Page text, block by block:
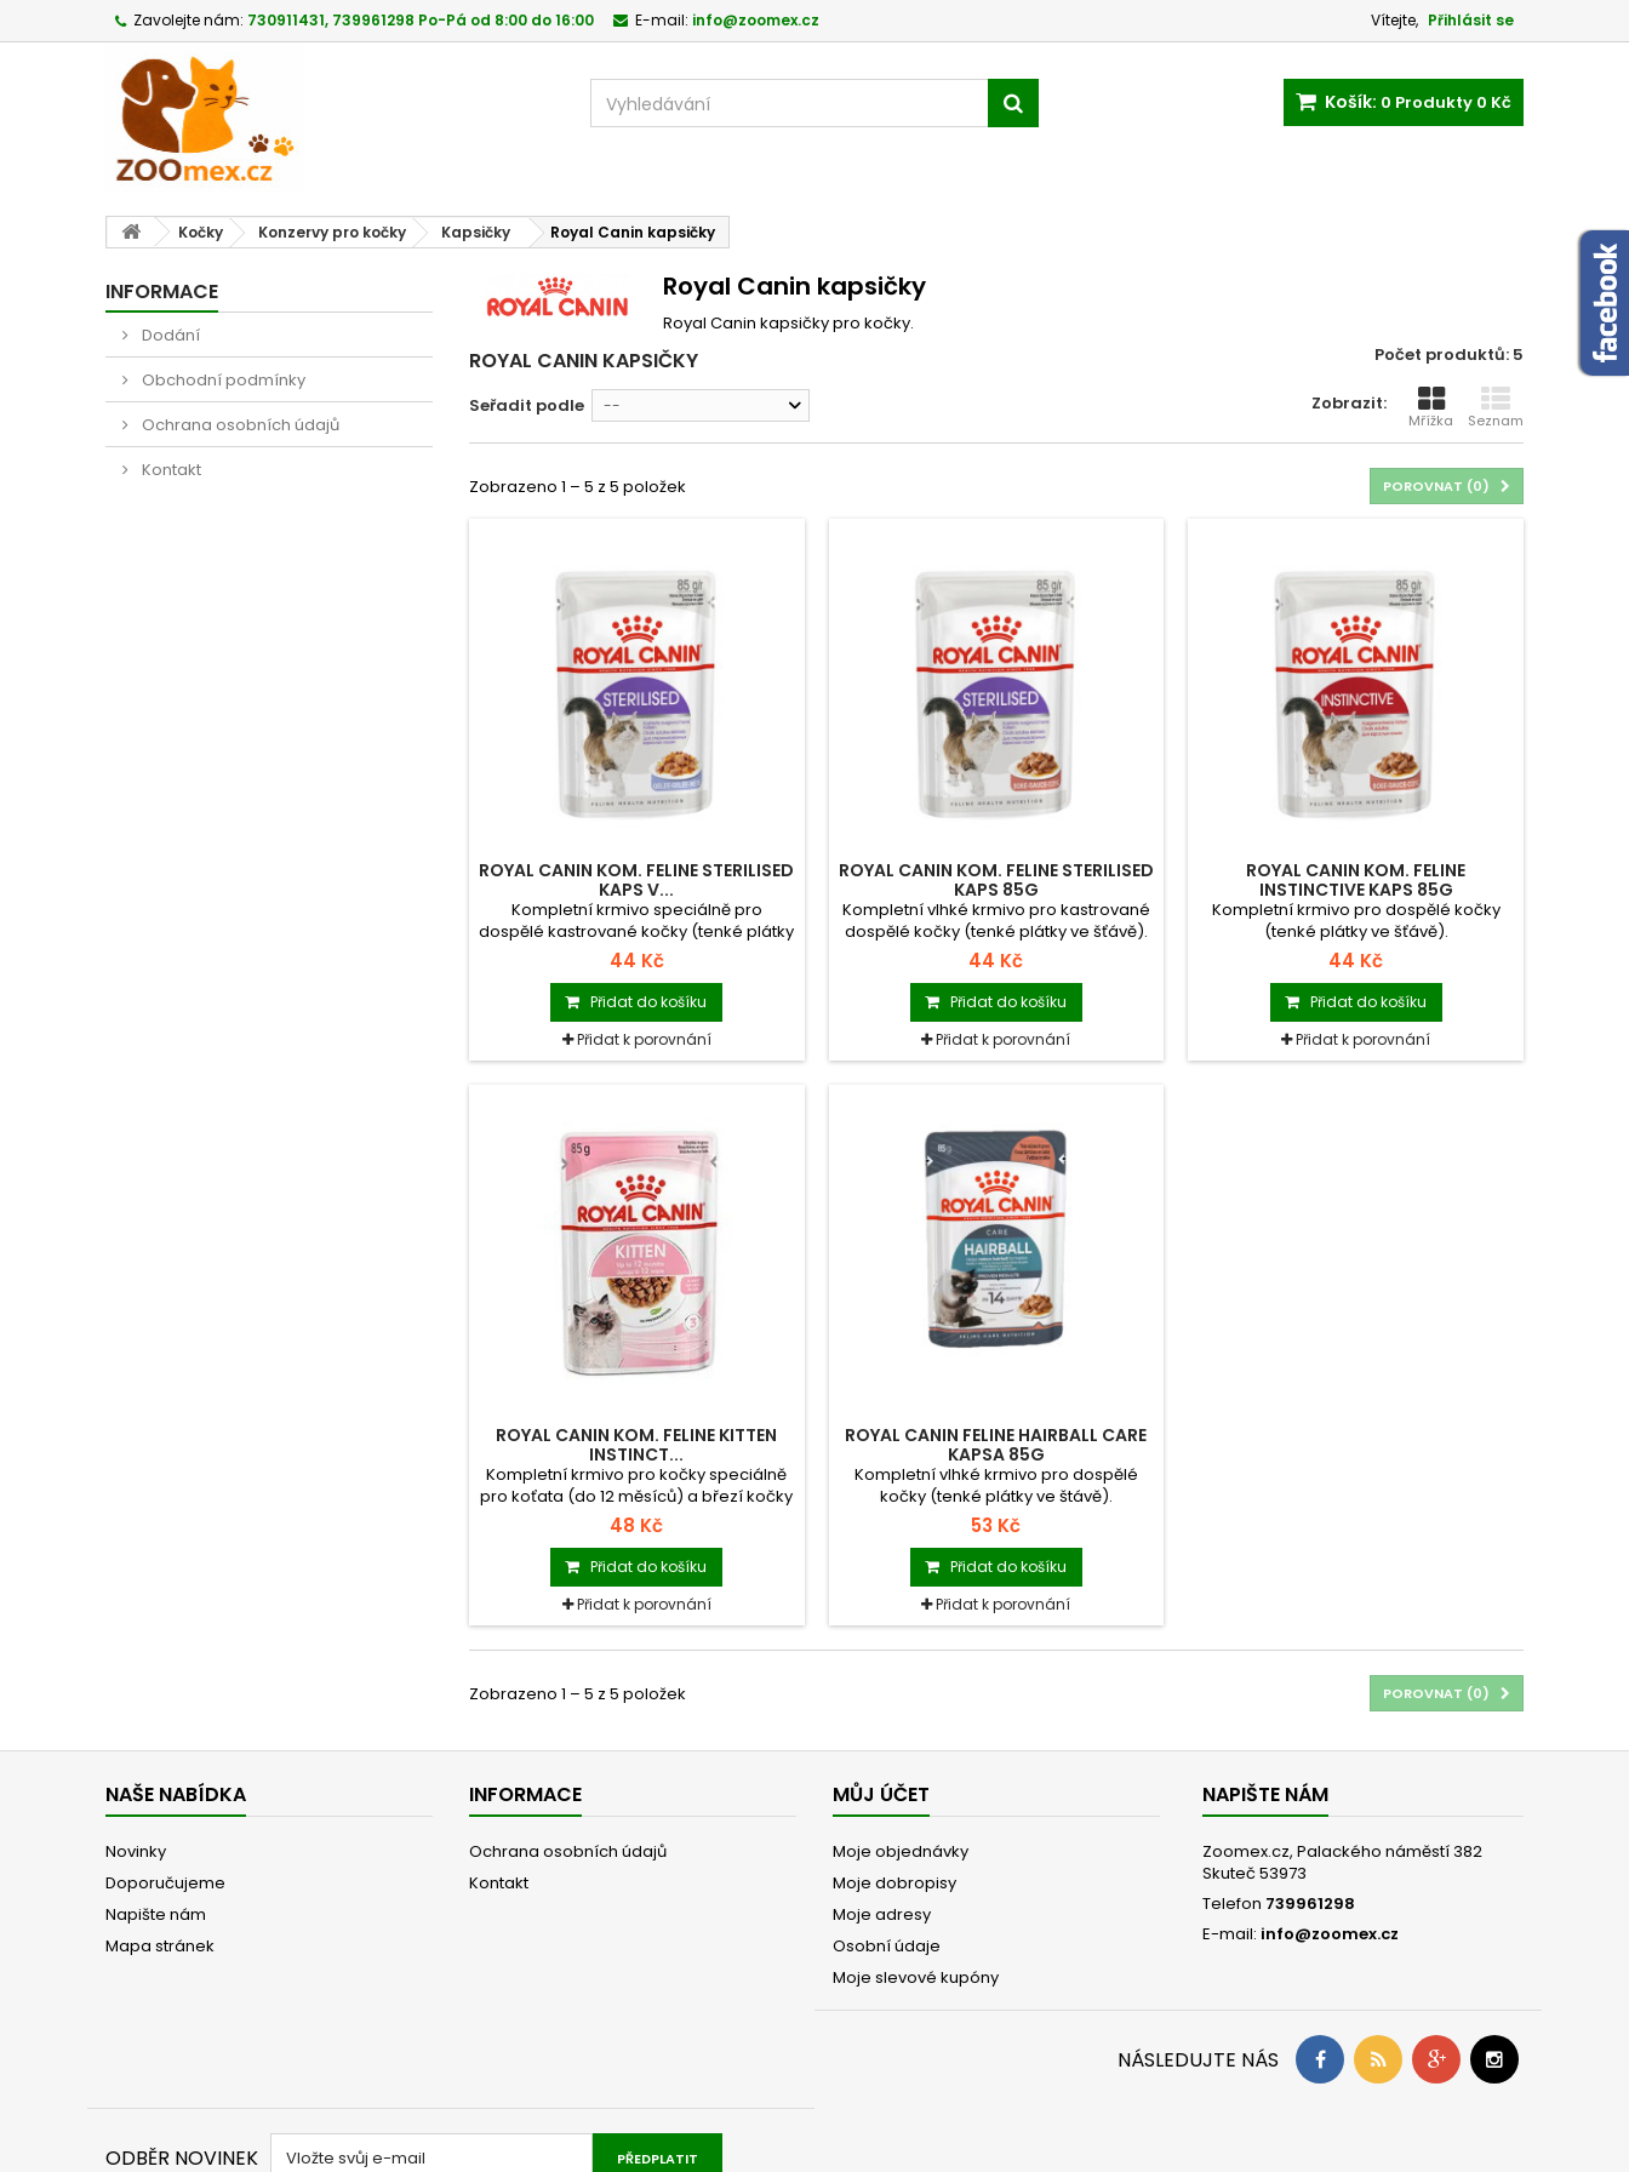
Vítejte, Přihlásit se
Zavolejte nám: 730911431, 739961298 Po-Pá od 8:00 do 16:00 E-mail: info@zoomex.cz
Košík: 0 Produkty 0 Kč
Kočky Konzervy pro kočky Kapsičky Royal Canin kapsičky
INFORMACE
Dodání
Obchodní podmínky
Ochrana osobních údajů
Kontakt
Royal Canin kapsičky
Royal Canin kapsičky pro kočky.
ROYAL CANIN KAPSIČKY Počet produktů: 5
Zobrazit:
Mřížka Seznam
Seřadit podle --
POROVNAT (0)
Zobrazeno 1 – 5 z 5 položek
ROYAL CANIN KOM. FELINE STERILISED
KAPS V...
Kompletní krmivo speciálně pro
dospělé kastrované kočky (tenké plátky
v želé).
44 Kč
Přidat do košíku
Přidat k porovnání
ROYAL CANIN KOM. FELINE STERILISED
KAPS 85G
Kompletní vlhké krmivo pro kastrované
dospělé kočky (tenké plátky ve šťávě).
44 Kč
Přidat do košíku
Přidat k porovnání
ROYAL CANIN KOM. FELINE
INSTINCTIVE KAPS 85G
Kompletní krmivo pro dospělé kočky
(tenké plátky ve šťávě).
44 Kč
Přidat do košíku
Přidat k porovnání
ROYAL CANIN KOM. FELINE KITTEN
INSTINCT...
Kompletní krmivo pro kočky speciálně
pro koťata (do 12 měsíců) a březí kočky
(tenké plátky ve štávě).
48 Kč
Přidat do košíku
Přidat k porovnání
ROYAL CANIN FELINE HAIRBALL CARE
KAPSA 85G
Kompletní vlhké krmivo pro dospělé
kočky (tenké plátky ve štávě).
53 Kč
Přidat do košíku
Přidat k porovnání
POROVNAT (0)
Zobrazeno 1 – 5 z 5 položek
NAŠE NABÍDKA
Novinky
Doporučujeme
Napište nám
Mapa stránek
INFORMACE
Ochrana osobních údajů
Kontakt
MŮJ ÚČET
Moje objednávky
Moje dobropisy
Moje adresy
Osobní údaje
Moje slevové kupóny
NAPIŠTE NÁM
Zoomex.cz, Palackého náměstí 382
Skuteč 53973
Telefon 739961298
E-mail: info@zoomex.cz
NÁSLEDUJTE NÁS
ODBĚR NOVINEK PŘEDPLATIT